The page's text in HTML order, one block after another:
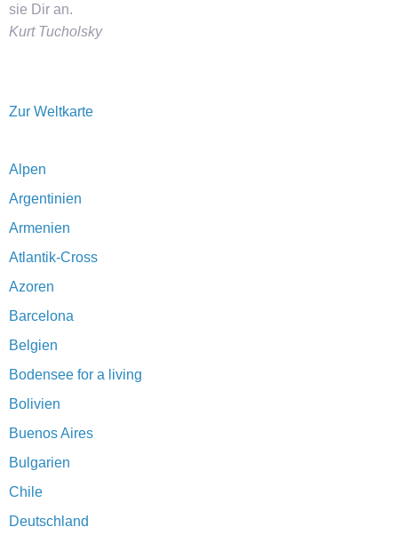
sie Dir an.
Kurt Tucholsky
Zur Weltkarte
Alpen
Argentinien
Armenien
Atlantik-Cross
Azoren
Barcelona
Belgien
Bodensee for a living
Bolivien
Buenos Aires
Bulgarien
Chile
Deutschland